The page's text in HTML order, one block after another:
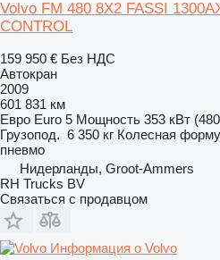
Volvo FM 480 8X2 FASSI
CONTROL
159 950 € Без НДС
Автокран
2009
601 831 км
Евро Euro 5 Мощность 353 кВт
Грузопод. 6 350 кг Колесная
пневмо
Нидерланды, Groot-Ammers
RH Trucks BV
Связаться с продавцом
Информация о Volvo